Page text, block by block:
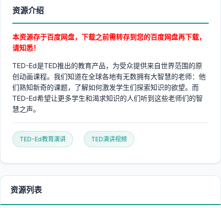
资源介绍
本资源存于百度网盘，下载之前需转存到您的百度网盘再下载，
请知悉！
TED-Ed是TED推出的教育产品，为受众提供来自世界范围的原
创动画课程。我们知道在全球各地有无数拥有大智慧的老师：他
们熟知新奇的课题，了解如何激发学生们探索知识的欲望。而
TED-Ed希望让更多学生和渴求知识的人们听到这些老师们的智
慧之声。
TED-Ed教育演讲 TED演讲视频
资源列表